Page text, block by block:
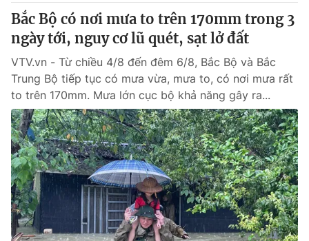
Chuyên mục
Chính trị
Xã hội
Pháp luật
Y tế
Thế giới
Tin tức
Kinh tế
Bắc Bộ có nơi mưa to trên 170mm trong 3
ngày tới, nguy cơ lũ quét, sạt lở đất
VTV.vn - Từ chiều 4/8 đến đêm 6/8, Bắc Bộ và Bắc
Trung Bộ tiếp tục có mưa vừa, mưa to, có nơi mưa rất
to trên 170mm. Mưa lớn cục bộ khả năng gây ra...